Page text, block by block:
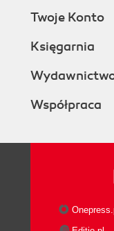
Twoje Konto
Księgarnia
Współpraca